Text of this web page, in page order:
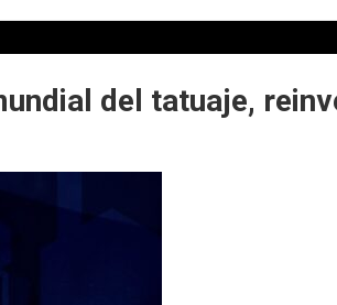
del tatuaje,